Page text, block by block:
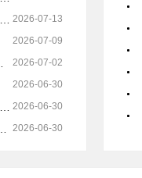
2026-07-13
2026-07-09
2026-07-02
2026-06-30
2026-06-30
2026-06-30